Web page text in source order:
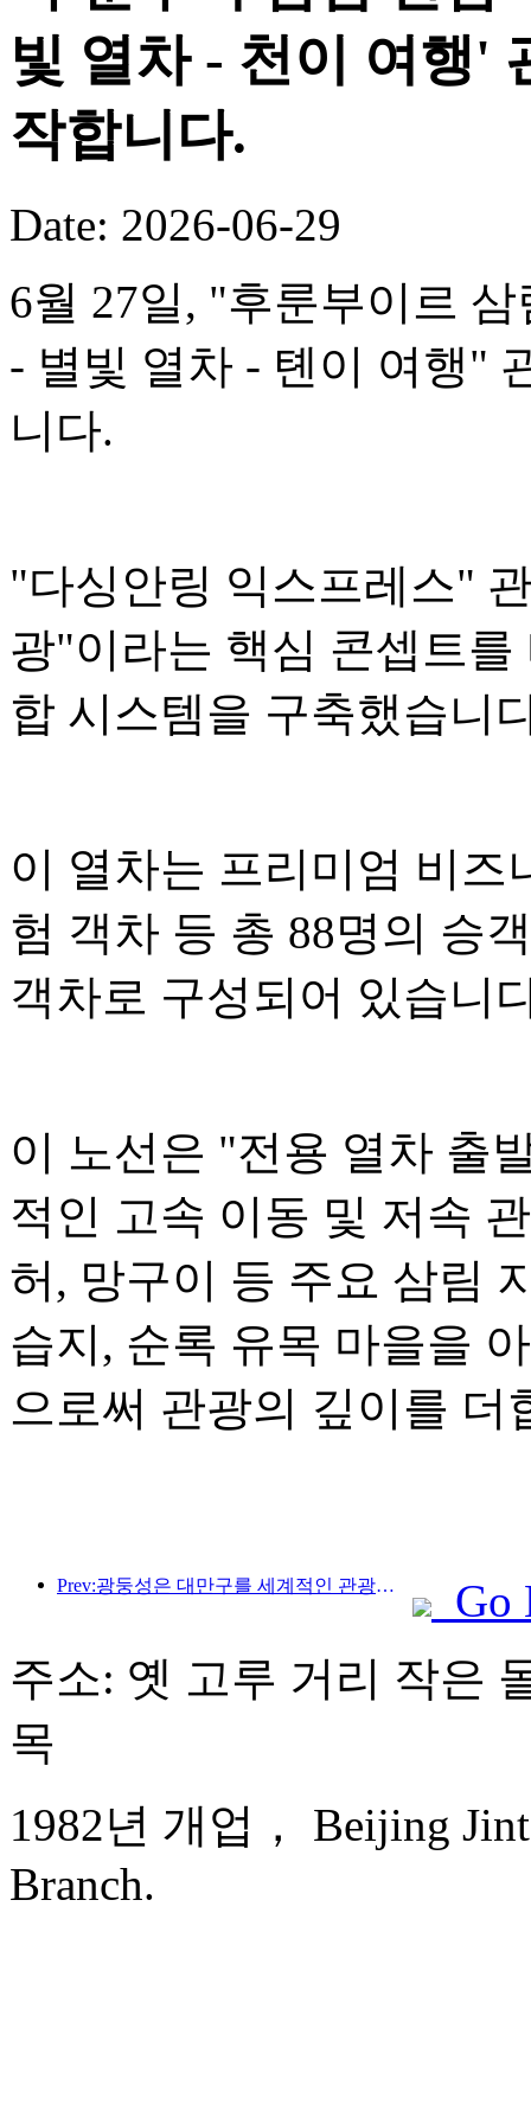
빛 열차 - 천이 여행'
작합니다.
Date: 2026-06-29
6월 27일, "후룬부이르
- 별빛 열차 - 톈이 여행"
니다.
"다싱안링 익스프레스"
광"이라는 핵심 콘셉트
합 시스템을 구축했습니
이 열차는 프리미엄 비즈
험 객차 등 총 88명의 승
객차로 구성되어 있습니
이 노선은 "전용 열차 출
적인 고속 이동 및 저속
허, 망구이 등 주요 삼림
습지, 순록 유목 마을을
으로써 관광의 깊이를 더
Prev:광둥성은 대만구를 세계적인 관광지로 만들기 위한 서비스 산업 역량 확충 계획을 발표했습니다.
Go
주소: 옛 고루 거리 작은
목
1982년 개업， Beijing
Branch.